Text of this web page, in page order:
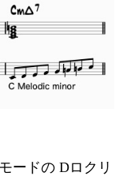
ードの Dロクリ